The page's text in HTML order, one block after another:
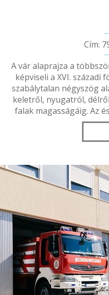
Cím:
A vár alaprajza a
képviseli a XVI. századi
szabálytalan négyszög
keletről, nyugatról,
falak magasságáig. Az